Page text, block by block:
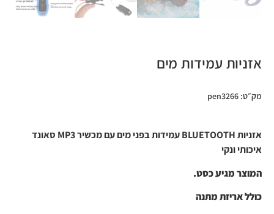
אזניות עמידות מים
מק״ט: pen3266
אזניותBLUETOOTHעמידות בפני מים עם מכשיר
MP3 סאונד
איכותי ונקי
המוצר מגיע כסט.
כולל אריזת מתנה